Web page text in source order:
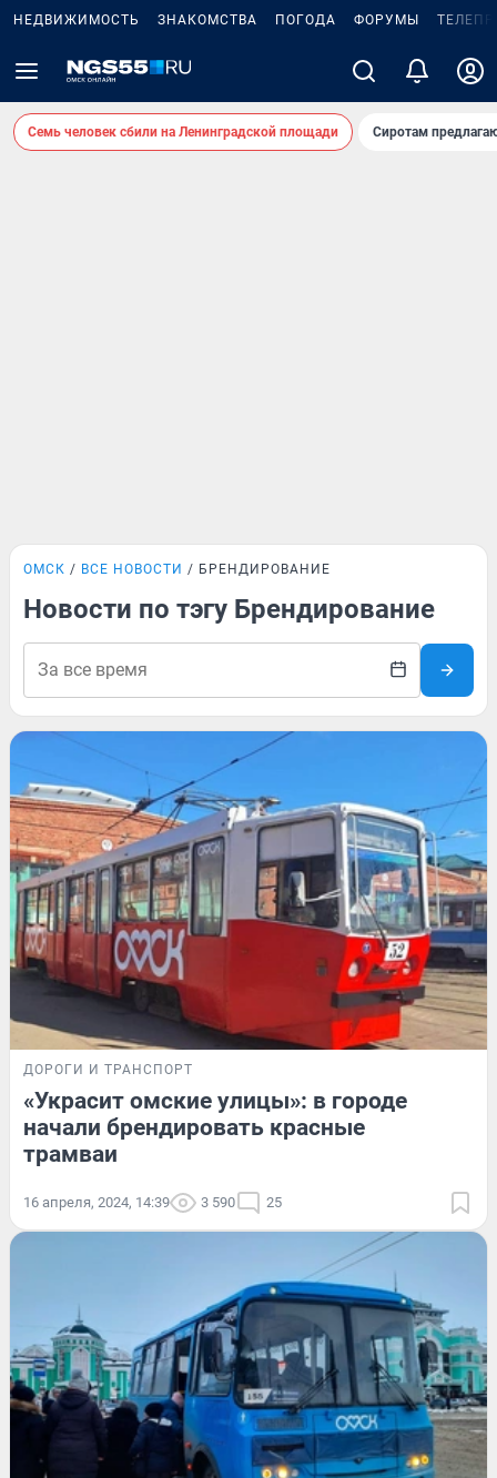
НЕДВИЖИМОСТЬ ЗНАКОМСТВА ПОГОДА ФОРУМЫ
Семь человек сбили на Ленинградской площади Сиротам
ОМСК ВСЕ НОВОСТИ БРЕНДИРОВАНИЕ
Новости по тэгу Брендирование
ДОРОГИ И ТРАНСПОРТ
«Украсит омские улицы»: в городе
начали брендировать красные
трамваи
16 апреля, 2024, 14:39 3 590 25